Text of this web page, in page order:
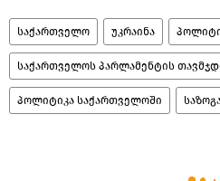
საქართველო უკრაინა
საქართველოს პარლამენტის
პოლიტიკა საქართველოში